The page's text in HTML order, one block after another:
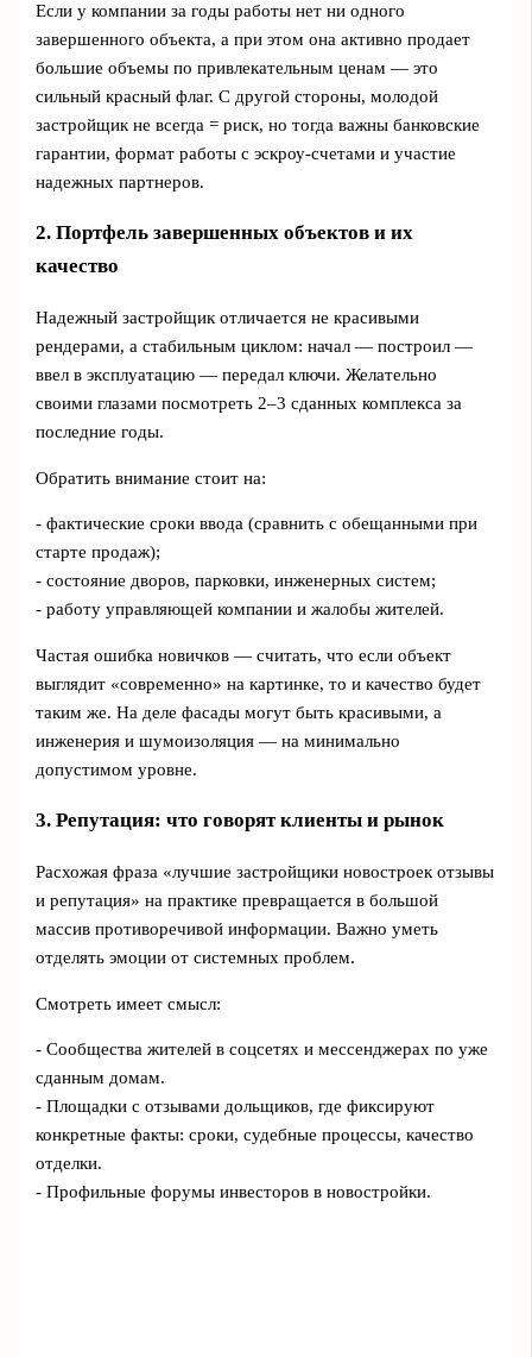
Если у компании за годы работы нет ни одного
завершенного объекта, а при этом она активно продает
большие объемы по привлекательным ценам — это
сильный красный флаг. С другой стороны, молодой
застройщик не всегда = риск, но тогда важны банковские
гарантии, формат работы с эскроу-счетами и участие
надежных партнеров.
2. Портфель завершенных объектов и их
качество
Надежный застройщик отличается не красивыми
рендерами, а стабильным циклом: начал — построил —
ввел в эксплуатацию — передал ключи. Желательно
своими глазами посмотреть 2–3 сданных комплекса за
последние годы.
Обратить внимание стоит на:
- фактические сроки ввода (сравнить с обещанными при
старте продаж);
- состояние дворов, парковки, инженерных систем;
- работу управляющей компании и жалобы жителей.
Частая ошибка новичков — считать, что если объект
выглядит «современно» на картинке, то и качество будет
таким же. На деле фасады могут быть красивыми, а
инженерия и шумоизоляция — на минимально
допустимом уровне.
3. Репутация: что говорят клиенты и рынок
Расхожая фраза «лучшие застройщики новостроек отзывы
и репутация» на практике превращается в большой
массив противоречивой информации. Важно уметь
отделять эмоции от системных проблем.
Смотреть имеет смысл:
- Сообщества жителей в соцсетях и мессенджерах по уже
сданным домам.
- Площадки с отзывами дольщиков, где фиксируют
конкретные факты: сроки, судебные процессы, качество
отделки.
- Профильные форумы инвесторов в новостройки.